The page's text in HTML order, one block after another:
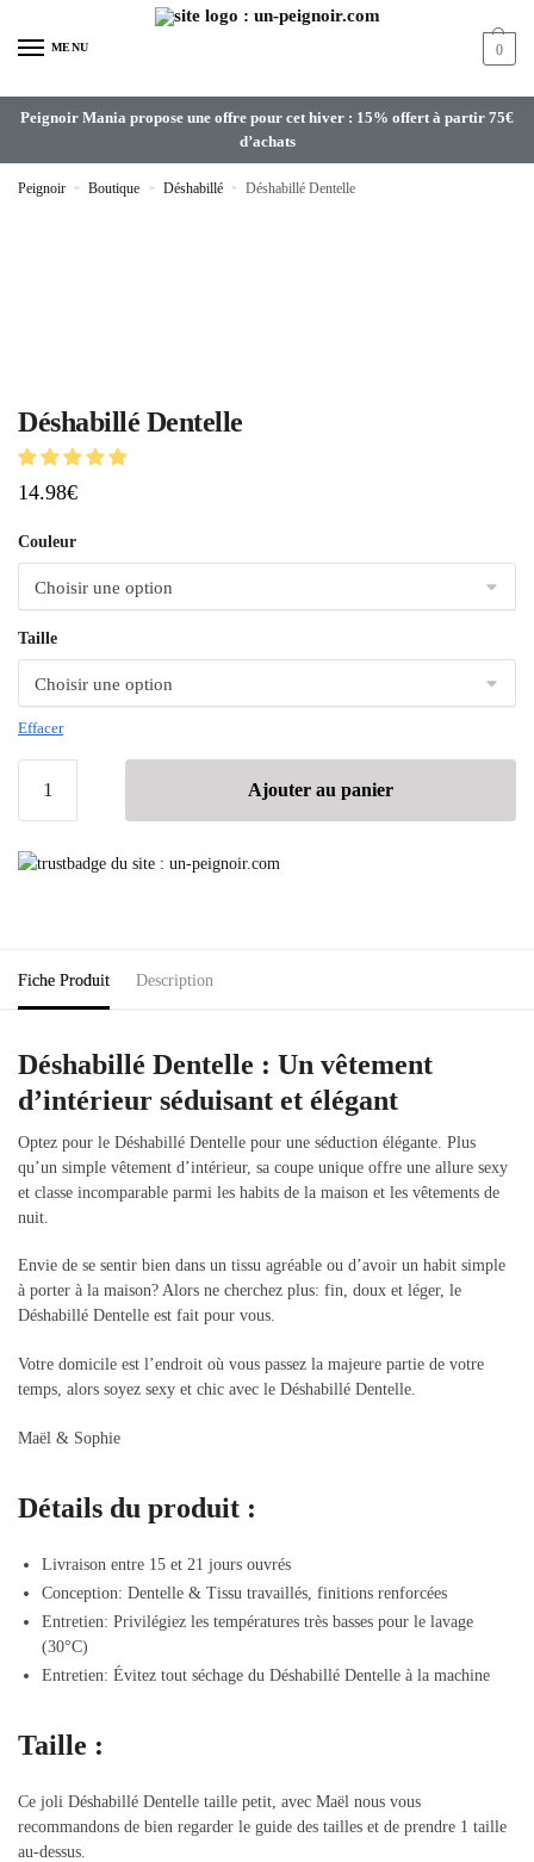
MENU 0
Peignoir Mania propose une offre pour cet hiver : 15% offert à partir 75€
d’achats
Peignoir » Boutique » Déshabillé » Déshabillé Dentelle
Déshabillé Dentelle
14.98€
Couleur
Taille
Effacer
Ajouter au panier
Fiche Produit Description
Déshabillé Dentelle : Un vêtement
d’intérieur séduisant et élégant
Optez pour le Déshabillé Dentelle pour une séduction élégante. Plus
qu’un simple vêtement d’intérieur, sa coupe unique offre une allure sexy
et classe incomparable parmi les habits de la maison et les vêtements de
nuit.
Envie de se sentir bien dans un tissu agréable ou d’avoir un habit simple
à porter à la maison? Alors ne cherchez plus: fin, doux et léger, le
Déshabillé Dentelle est fait pour vous.
Votre domicile est l’endroit où vous passez la majeure partie de votre
temps, alors soyez sexy et chic avec le Déshabillé Dentelle.
Maël & Sophie
Détails du produit :
Livraison entre 15 et 21 jours ouvrés
Conception: Dentelle & Tissu travaillés, finitions renforcées
Entretien: Privilégiez les températures très basses pour le lavage
(30°C)
Entretien: Évitez tout séchage du Déshabillé Dentelle à la machine
Taille :
Ce joli Déshabillé Dentelle taille petit, avec Maël nous vous
recommandons de bien regarder le guide des tailles et de prendre 1 taille
au-dessus.